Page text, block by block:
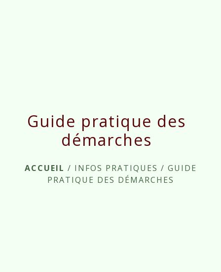
Guide pratique des
démarches
ACCUEIL / INFOS PRATIQUES / GUIDE
PRATIQUE DES DÉMARCHES